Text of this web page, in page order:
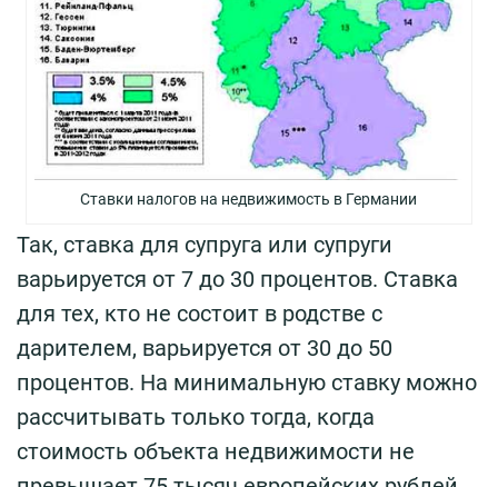
Ставки налогов на недвижимость в Германии
Так, ставка для супруга или супруги
варьируется от 7 до 30 процентов. Ставка
для тех, кто не состоит в родстве с
дарителем, варьируется от 30 до 50
процентов. На минимальную ставку можно
рассчитывать только тогда, когда
стоимость объекта недвижимости не